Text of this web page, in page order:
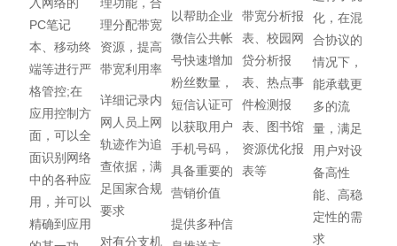
PC笔记
本、移动终
端等进行严
格管控;在
应用控制方
面，可以全
面识别网络
中的各种应
用，并可以
精确到应用
理分配带宽
资源，提高
带宽利用率
详细记录内
网人员上网
轨迹作为追
查依据，满
足国家合规
要求
对有分支机
以帮助企业
微信公共帐
号快速增加
粉丝数量，
短信认证可
以获取用户
手机号码，
具备重要的
营销价值
提供多种信
带宽分析报
表、校园网
贷分析报
表、热点事
件检测报
表、图书馆
资源优化报
表等
化，在混
合协议的
情况下，
能承载更
多的流
量，满足
用户对设
备高性
能、高稳
定性的需
求